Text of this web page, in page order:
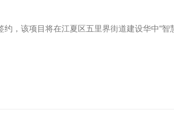
，该项目将在江夏区五里界街道建设华中“智